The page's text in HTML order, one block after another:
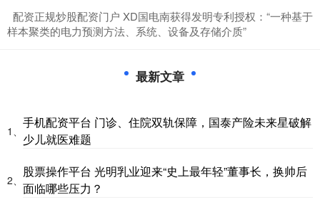
​配资正规炒股配资门户 XD国电南获得发明专利授权：“一种基于
样本聚类的电力预测方法、系统、设备及存储介质”
最新文章
1、
手机配资平台 门诊、住院双轨保障，国泰产险未来星破解
少儿就医难题
2、
股票操作平台 光明乳业迎来“史上最年轻”董事长，换帅后
面临哪些压力？